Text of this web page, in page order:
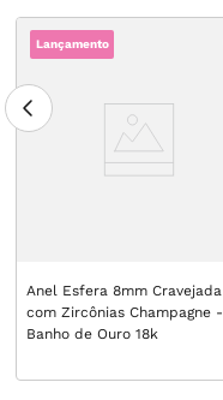
Lançamento
Anel Esfera 8mm Cravejada
com Zircônias Champagne -
Banho de Ouro 18k